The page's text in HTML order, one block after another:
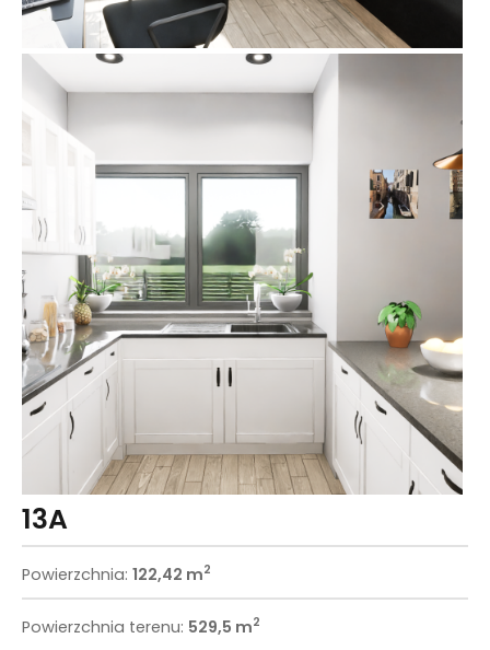
13A
Powierzchnia: 122,42 m2
Powierzchnia terenu: 529,5 m2